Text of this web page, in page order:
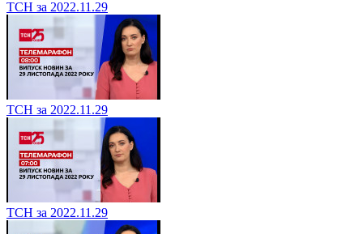
ТСН за 2022.11.29
ТСН за 2022.11.29
ТСН за 2022.11.29